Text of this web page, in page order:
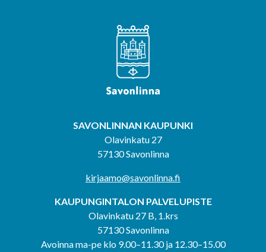
SAVONLINNAN KAUPUNKI
Olavinkatu 27
57130 Savonlinna
kirjaamo@savonlinna.fi
KAUPUNGINTALON PALVELUPISTE
Olavinkatu 27 B, 1.krs
57130 Savonlinna
Avoinna ma-pe klo 9.00–11.30 ja 12.30–15.00